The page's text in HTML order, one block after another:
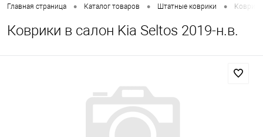
Главная страница • Каталог товаров • Штатные коврики •
Коврики в салон Kia Seltos 2019-н.в.